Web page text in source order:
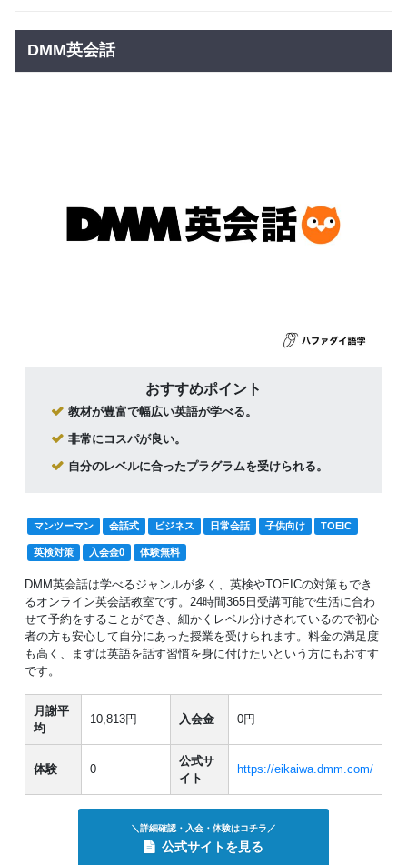
DMM英会話
おすすめポイント
教材が豊富で幅広い英語が学べる。
非常にコスパが良い。
自分のレベルに合ったプラグラムを受けられる。
マンツーマン 会話式 ビジネス 日常会話 子供向け TOEIC
英検対策 入会金0 体験無料
DMM英会話は学べるジャンルが多く、英検やTOEICの対策もでき
るオンライン英会話教室です。24時間365日受講可能で生活に合わ
せて予約をすることができ、細かくレベル分けされているので初心
者の方も安心して自分にあった授業を受けられます。料金の満足度
も高く、まずは英語を話す習慣を身に付けたいという方にもおすす
です。
月謝平
均
10,813円 入会金 0円
体験 0
公式サ
イト
https://eikaiwa.dmm.com/
＼詳細確認・入会・体験はコチラ／
公式サイトを見る